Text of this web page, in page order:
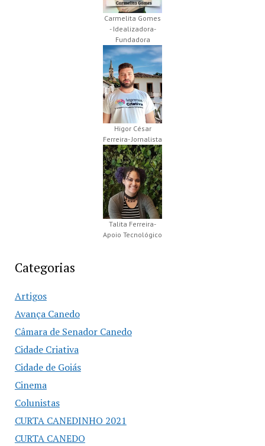
Carmelita Gomes
- Idealizadora-
Fundadora
Higor César
Ferreira- Jornalista
Talita Ferreira-
Apoio Tecnológico
Categorias
Artigos
Avança Canedo
Câmara de Senador Canedo
Cidade Criativa
Cidade de Goiás
Cinema
Colunistas
CURTA CANEDINHO 2021
CURTA CANEDO